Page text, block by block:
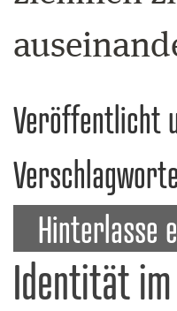
Veröffentlicht
Hinterlasse
Identität